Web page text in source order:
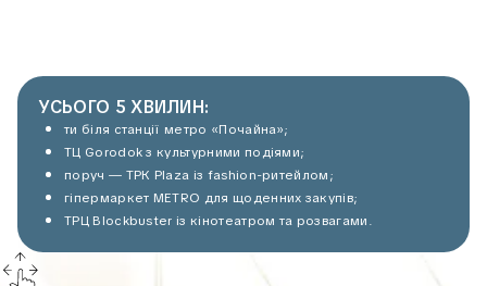
УСЬОГО 5 ХВИЛИН:
ти біля станції метро «Почайна»;
ТЦ Gorodok з культурними подіями;
поруч — ТРК Plaza із fashion-ритейлом;
гіпермаркет METRO для щоденних закупів;
ТРЦ Blockbuster із кінотеатром та розвагами.